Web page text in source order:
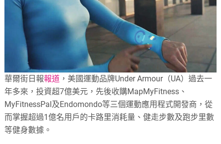
華爾街日報報道 ，美國運動品牌Under Armour（UA）過去一
年多來，投資超7億美元，先後收購MapMyFitness、
MyFitnessPal及Endomondo等三個運動應用程式開發商，從
而掌握超過1億名用戶的卡路里消耗量、健走步數及跑步里數
等健身數據。